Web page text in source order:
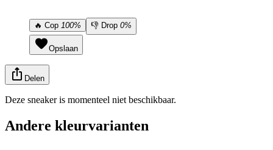
🔥 Cop 100% 👎 Drop 0%
Opslaan
Delen
Deze sneaker is momenteel niet beschikbaar.
Andere kleurvarianten